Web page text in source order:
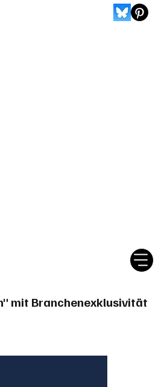
mit Branchenexklusivität